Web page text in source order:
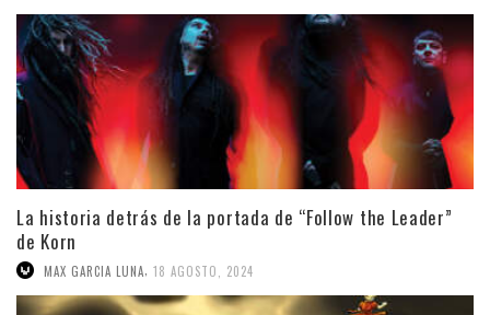
La historia detrás de la portada de “Follow the Leader”
de Korn
MAX GARCIA LUNA 18 AGOSTO, 2024